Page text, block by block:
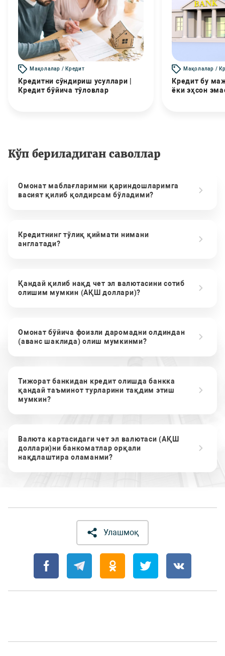
Мақолалар / Кредит
Кредитни сўндириш усуллари |
Кредит бўйича тўловлар
Мақолалар /
Кредит бу
ёки эҳсон
Кўп бериладиган саволлар
Омонат маблағларимни қариндошларимга
васият қилиб қолдирсам бўладими?
Кредитнинг тўлиқ қиймати нимани
англатади?
Қандай қилиб нақд чет эл валютасини сотиб
олишим мумкин (АҚШ доллари)?
Омонат бўйича фоизли даромадни олдиндан
(аванс шаклида) олиш мумкинми?
Тижорат банкидан кредит олишда банкка
қандай таъминот турларини тақдим этиш
мумкин?
Валюта картасидаги чет эл валютаси (АҚШ
доллари)ни банкоматлар орқали
нақдлаштира оламанми?
Улашмоқ